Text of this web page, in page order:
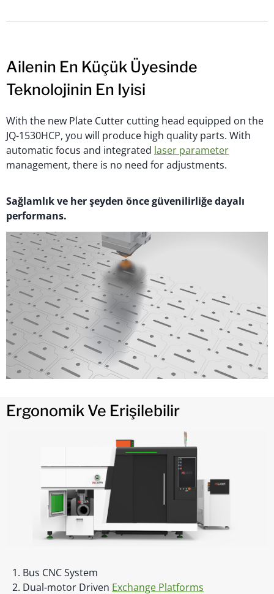
Ailenin En Küçük Üyesinde
Teknolojinin En Iyisi
With the new Plate Cutter cutting head equipped on the
JQ-1530HCP, you will produce high quality parts. With
automatic focus and integrated laser parameter
management, there is no need for adjustments.
Sağlamlık ve her şeyden önce güvenilirliğe dayalı
performans.
Ergonomik Ve Erişilebilir
1. Bus CNC System
2. Dual-motor Driven Exchange Platforms